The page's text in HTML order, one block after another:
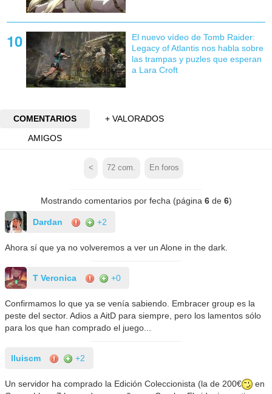
El nuevo vídeo de Tomb Raider:
Legacy of Atlantis nos habla sobre
las trampas y puzles que esperan
a Lara Croft
COMENTARIOS
+ VALORADOS
AMIGOS
< 72 com. En foros
Mostrando comentarios por fecha (página 6de 6)
Dardan +2
Ahora sí que ya no volveremos a ver un Alone in the dark.
T Veronica +0
Confirmamos lo que ya se venía sabiendo. Embracer group es la
peste del sector. Adios a AitD para siempre, pero los lamentos sólo
para los que han comprado el juego...
lluiscm +2
Un servidor ha comprado la Edición Coleccionista (la de 200€
en